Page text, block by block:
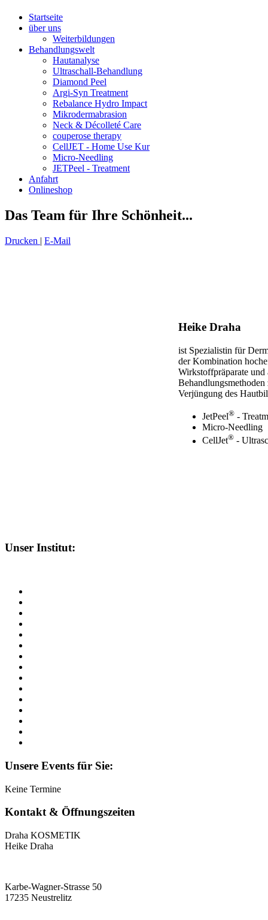
Startseite
über uns
Weiterbildungen
Behandlungswelt
Hautanalyse
Ultraschall-Behandlung
Diamond Peel
Argi-Syn Treatment
Rebalance Hydro Impact
Mikrodermabrasion
Neck & Décolleté Care
couperose therapy
CellJET - Home Use Kur
Micro-Needling
JETPeel - Treatment
Anfahrt
Onlineshop
Das Team für Ihre Schönheit...
Drucken | E-Mail
Heike Draha
ist Spezialistin für
der Kombination
Wirkstoffpräparate und
Verjüngung des
JetPeel® -
Micro-Needling
CellJet® -
Unser Institut:
Unsere Events für Sie:
Keine Termine
Kontakt & Öffnungszeiten
Draha KOSMETIK
Heike Draha
Karbe-Wagner-Strasse 50
17235 Neustrelitz